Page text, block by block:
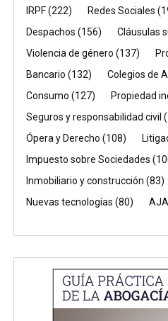
IRPF(222) Redes Sociales
Despachos (156) Cláusulas
Violencia de género (137)
Bancario (132) Colegios de
Consumo (127) Propiedad
Seguros y responsabilidad civil
Ópera y Derecho (108)
Impuesto sobre Sociedades
Inmobiliario y construcción (83)
Nuevas tecnologías (80) AJA